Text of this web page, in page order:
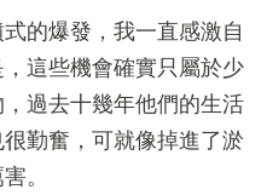
的爆發，我一直感激自
這些機會確實只屬於少
過去十幾年他們的生活
勤奮，可就像掉進了淤
。